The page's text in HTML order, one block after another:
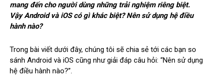
mang đến cho người dùng những trải nghiệm riêng biệt.
Vậy Android và iOS có gì khác biệt? Nên sử dụng hệ điều
hành nào?
Trong bài viết dưới đây, chúng tôi sẽ chia sẻ tới các bạn so
sánh Android và iOS cũng như giải đáp câu hỏi: “Nên sử dụng
hệ điều hành nào?”.